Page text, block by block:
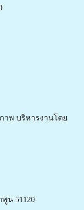
พ บริหารงานโดย
พูน 51120